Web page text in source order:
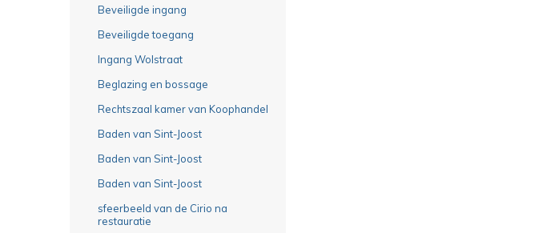
Beveiligde ingang
Beveiligde toegang
Ingang Wolstraat
Beglazing en bossage
Rechtszaal kamer van Koophandel
Baden van Sint-Joost
Baden van Sint-Joost
Baden van Sint-Joost
sfeerbeeld van de Cirio na
restauratie